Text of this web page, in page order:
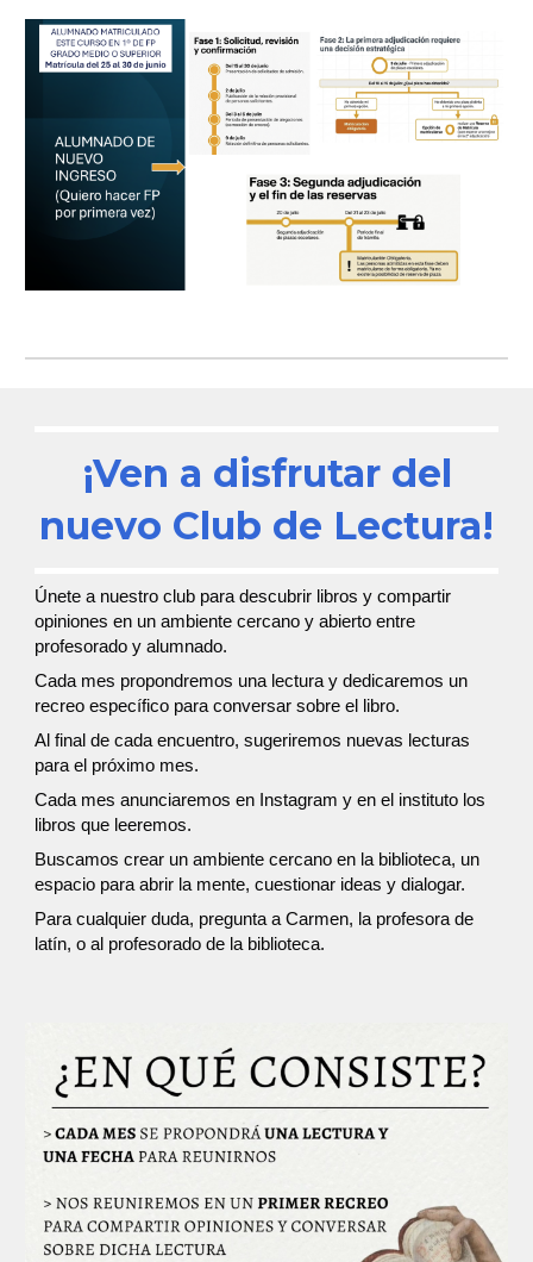
¡Ven a disfrutar del
nuevo Club de Lectura!
Únete a nuestro club para descubrir libros y compartir
opiniones en un ambiente cercano y abierto entre
profesorado y alumnado.
Cada mes propondremos una lectura y dedicaremos un
recreo específico para conversar sobre el libro.
Al final de cada encuentro, sugeriremos nuevas lecturas
para el próximo mes.
Cada mes anunciaremos en Instagram y en el instituto los
libros que leeremos.
Buscamos crear un ambiente cercano en la biblioteca, un
espacio para abrir la mente, cuestionar ideas y dialogar.
Para cualquier duda, pregunta a Carmen, la profesora de
latín, o al profesorado de la biblioteca.